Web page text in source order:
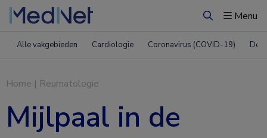
ZoekenMenu
Alle vakgebieden Cardiologie Coronavirus (COVID-19)
Home | Reumatologie
Mijlpaal in de